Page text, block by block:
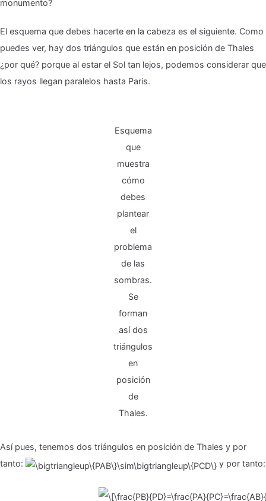
monumento?
El esquema que debes hacerte en la cabeza es el siguiente. Como
puedes ver, hay dos triángulos que están en posición de Thales
¿por qué? porque al estar el Sol tan lejos, podemos considerar que
los rayos llegan paralelos hasta Paris.
Esquema
que
muestra
cómo
debes
plantear
el
problema
de las
sombras.
Se
forman
así dos
triángulos
en
posición
de
Thales.
Así pues, tenemos dos triángulos en posición de Thales y por
tanto:
y por tanto: